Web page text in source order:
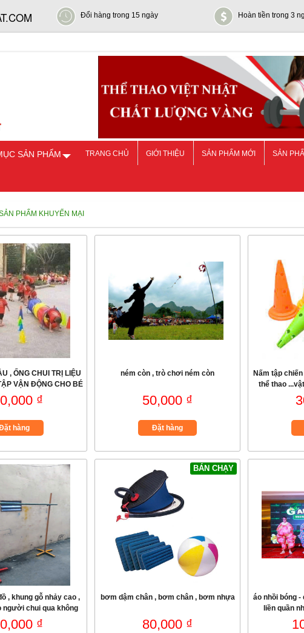
Đổi hàng trong 15 ngày Hoàn tiền trong 3
SẢN PHẨM TRANG CHỦ GIỚI THIỆU SẢN PHẨM MỚI SẢN
PHẨM KHUYẾN MẠI
, ỐNG CHUI TRỊ LIỆU
VẬN ĐỘNG CHO BÉ
₫
hàng
ném còn , trò chơi ném còn
50,000 ₫
Đặt hàng
Nấm tập
thể thao
, khung gỗ nhảy cao ,
người chui qua không
trạm
₫
BÁN CHẠY
bơm dậm chân , bơm chân , bơm nhựa
80,000 ₫
áo nhồi bóng -
liền quần